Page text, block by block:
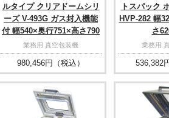
ルタイプ クリアドームシリ
ーズ V-493G ガス封入機能
付 幅540×奥行751×高さ790
業務用 真空包装機
980,456円（税込）
トスパック
HVP-282 幅
さ
業務用
536,382